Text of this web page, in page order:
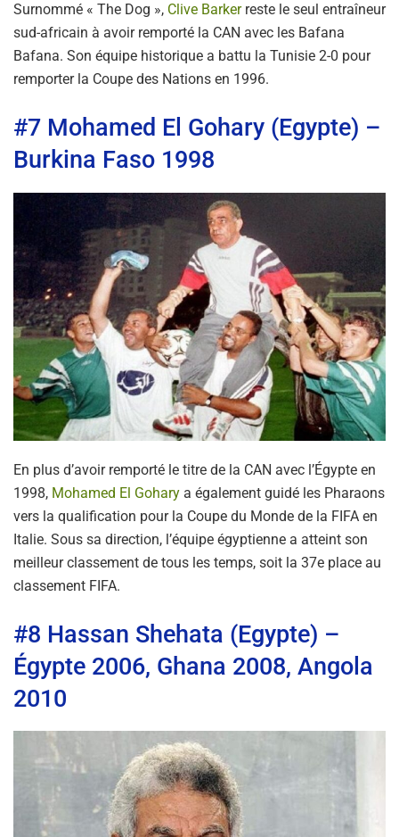
Surnommé « The Dog », Clive Barkerreste le seul entraîneur
sud-africain à avoir remporté la CAN avec les Bafana
Bafana. Son équipe historique a battu la Tunisie 2-0 pour
remporter la Coupe des Nations en 1996.
#7 Mohamed El Gohary (Egypte) –
Burkina Faso 1998
En plus d’avoir remporté le titre de la CAN avec l’Égypte en
1998, Mohamed El Gohary a également guidé les Pharaons
vers la qualification pour la Coupe du Monde de la FIFA en
Italie. Sous sa direction, l’équipe égyptienne a atteint son
meilleur classement de tous les temps, soit la 37e place au
classement FIFA.
#8 Hassan Shehata (Egypte) –
Égypte 2006, Ghana 2008, Angola
2010